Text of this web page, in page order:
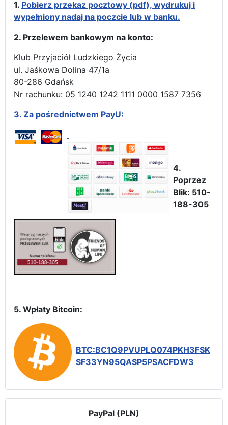
1. Pobierz przekaz pocztowy (pdf), wydrukuj i
wypełniony nadaj na poczcie lub w banku.
2. Przelewem bankowym na konto:
Klub Przyjaciół Ludzkiego Życia
ul. Jaśkowa Dolina 47/1a
80-286 Gdańsk
Nr rachunku: 05 1240 1242 1111 0000 1587 7356
3. Za pośrednictwem PayU:
4.
Poprzez
Blik: 510-
188-305
5. Wpłaty Bitcoin:
BTC:BC1Q9PVUPLQ074PKH3FSK
SF33YN95QASP5PSACFDW3
PayPal (PLN)